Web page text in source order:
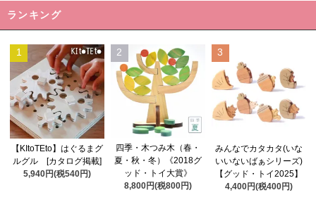
ランキング
1
【KItoTEto】はぐるまグ
ルグル [カタログ掲載]
5,940円(税540円)
2
四季・木つみ木（春・
夏・秋・冬）《2018グ
ッド・トイ大賞》
8,800円(税800円)
3
みんなでカタカタ(いな
いいないばぁシリーズ)
【グッド・トイ2025】
4,400円(税400円)